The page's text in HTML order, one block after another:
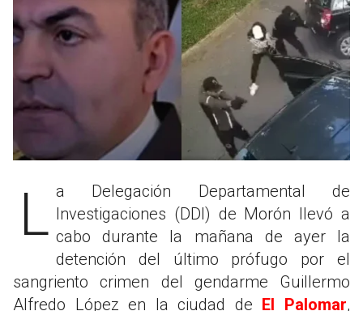
La Delegación Departamental de Investigaciones (DDI) de Morón llevó a
cabo durante la mañana de ayer la
detención del último prófugo por el
sangriento crimen del gendarme Guillermo
Alfredo López en la ciudad de El Palomar,